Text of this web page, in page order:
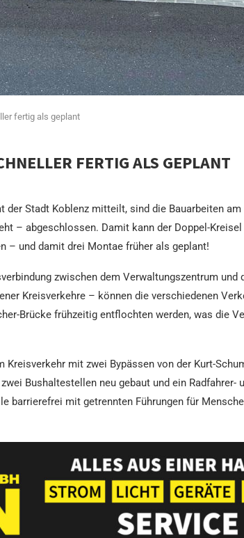
fertig als geplant
FERTIG ALS GEPLANT
der Stadt Koblenz mitteilt, sind die Bauarbeiten
– abgeschlossen. Damit kann der Doppel-
– und damit drei Montae früher als geplant!
zwischen dem Verwaltungszentrum
Kreisverkehre – können die verschiedenen
Brücke frühzeitig entflochten werden, was die
mit zwei Bypässen von der Kurt-
Bushaltestellen neu gebaut und ein Radfahrer-
barrierefrei mit getrennten Führungen für